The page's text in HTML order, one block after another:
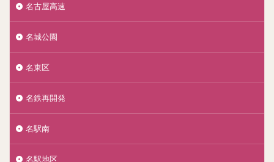
名古屋高速
名城公園
名東区
名鉄再開発
名駅南
名駅地区